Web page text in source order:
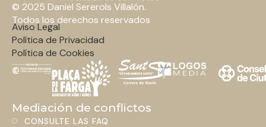
© 2025 Daniel Sererols Villalón.
Todos los derechos reservados
Aviso Legal
Política de Privacidad
Política de Cookies
Mediación de conflictos
CONSULTE LAS FAQ